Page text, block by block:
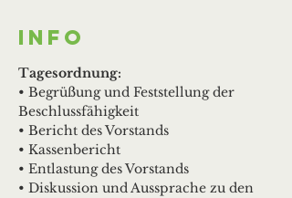
Info
Tagesordnung:
• Begrüßung und Feststellung der
Beschlussfähigkeit
• Bericht des Vorstands
• Kassenbericht
• Entlastung des Vorstands
• Diskussion und Aussprache zu den